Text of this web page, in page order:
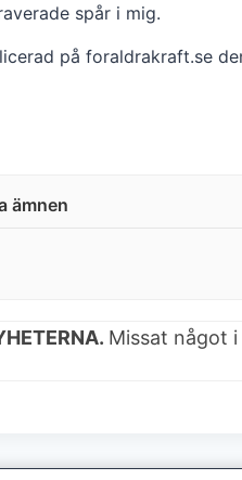
spår i mig.
på foraldrakraft.se
Missat något